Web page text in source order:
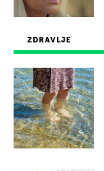
ZDRAVLJE